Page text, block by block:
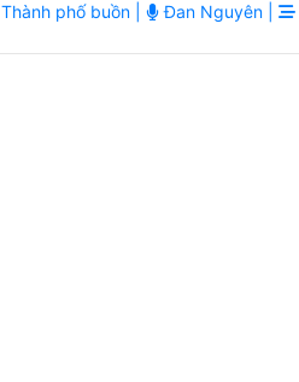
Thành phố buồn | Đan Nguyên |